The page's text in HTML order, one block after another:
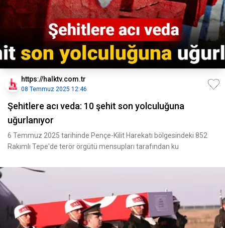
https://halktv.com.tr
08 Temmuz 2025 12:46
Şehitlere acı veda: 10 şehit son yolculuğuna
uğurlanıyor
6 Temmuz 2025 tarihinde Pençe-Kilit Harekatı bölgesindeki 852
Rakımlı Tepe'de terör örgütü mensupları tarafından ku